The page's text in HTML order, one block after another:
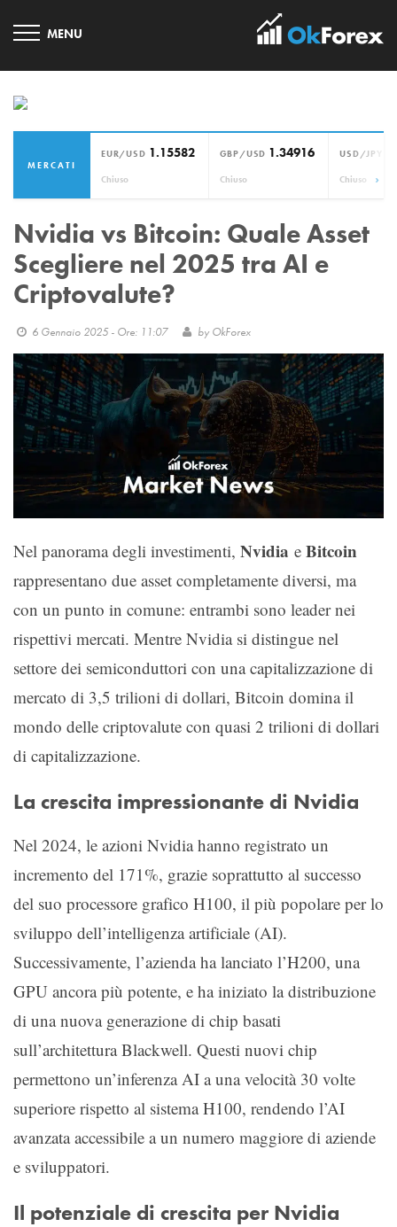
MERCATI
EUR/USD 1.15582
Chiuso
GBP/USD 1.34916
Chiuso
USD/JPY
Chiuso ›
Nvidia vs Bitcoin: Quale Asset
Scegliere nel 2025 tra AI e
Criptovalute?
6 Gennaio 2025 - Ore: 11:07 by OkForex
Nel panorama degli investimenti, Nvidia e Bitcoin
rappresentano due asset completamente diversi, ma
con un punto in comune: entrambi sono leader nei
rispettivi mercati. Mentre Nvidia si distingue nel
settore dei semiconduttori con una capitalizzazione di
mercato di 3,5 trilioni di dollari, Bitcoin domina il
mondo delle criptovalute con quasi 2 trilioni di dollari
di capitalizzazione.
La crescita impressionante di Nvidia
Nel 2024, le azioni Nvidia hanno registrato un
incremento del 171%, grazie soprattutto al successo
del suo processore grafico H100, il più popolare per lo
sviluppo dell’intelligenza artificiale (AI).
Successivamente, l’azienda ha lanciato l’H200, una
GPU ancora più potente, e ha iniziato la distribuzione
di una nuova generazione di chip basati
sull’architettura Blackwell. Questi nuovi chip
permettono un’inferenza AI a una velocità 30 volte
superiore rispetto al sistema H100, rendendo l’AI
avanzata accessibile a un numero maggiore di aziende
e sviluppatori.
Il potenziale di crescita per Nvidia